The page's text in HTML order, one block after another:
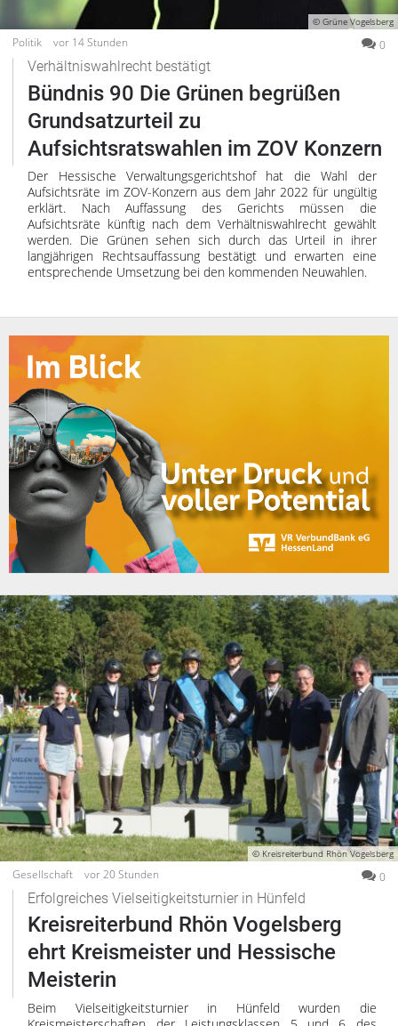
© Grüne Vogelsberg
Politik vor 14 Stunden 0
Verhältniswahlrecht bestätigt
Bündnis 90 Die Grünen begrüßen
Grundsatzurteil zu
Aufsichtsratswahlen im ZOV Konzern
Der Hessische Verwaltungsgerichtshof hat die Wahl der
Aufsichtsräte im ZOV-Konzern aus dem Jahr 2022 für ungültig
erklärt. Nach Auffassung des Gerichts müssen die
Aufsichtsräte künftig nach dem Verhältniswahlrecht gewählt
werden. Die Grünen sehen sich durch das Urteil in ihrer
langjährigen Rechtsauffassung bestätigt und erwarten eine
entsprechende Umsetzung bei den kommenden Neuwahlen.
© Kreisreiterbund Rhön Vogelsberg
Gesellschaft vor 20 Stunden 0
Erfolgreiches Vielseitigkeitsturnier in Hünfeld
Kreisreiterbund Rhön Vogelsberg
ehrt Kreismeister und Hessische
Meisterin
Beim Vielseitigkeitsturnier in Hünfeld wurden die